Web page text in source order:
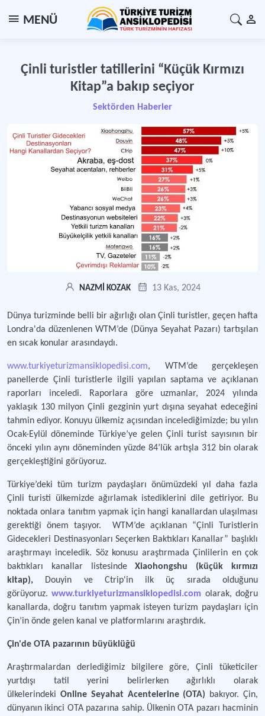
MENÜ
Çinli turistler tatillerini “Küçük Kırmızı
Kitap”a bakıp seçiyor
Sektörden Haberler
NAZMİ KOZAK 13 Kas, 2024
Dünya turizminde belli bir ağırlığı olan Çinli turistler, geçen hafta
Londra'da düzenlenen WTM’de (Dünya Seyahat Pazarı) tartışılan
en sıcak konular arasındaydı.
www.turkiyeturizmansiklopedisi.com, WTM’de gerçekleşen
panellerde Çinli turistlerle ilgili yapılan saptama ve açıklanan
raporları inceledi. Raporlara göre uzmanlar, 2024 yılında
yaklaşık 130 milyon Çinli gezginin yurt dışına seyahat edeceğini
tahmin ediyor. Konuyu ülkemiz açısından incelediğimizde; bu yılın
Ocak-Eylül döneminde Türkiye’ye gelen Çinli turist sayısının bir
önceki yılın aynı döneminden yüzde 84’lük artışla 312 bin olarak
gerçekleştiğini görüyoruz.
Türkiye’deki tüm turizm paydaşları önümüzdeki yıl daha fazla
Çinli turisti ülkemizde ağırlamak istediklerini dile getiriyor. Bu
noktada onlara tanıtım yapmak için hangi kanallardan ulaşılması
gerektiği önem taşıyor. WTM’de açıklanan “Çinli Turistlerin
Gidecekleri Destinasyonları Seçerken Baktıkları Kanallar” başlıklı
araştırmayı inceledik. Söz konusu araştırmada Çinlilerin en çok
baktıkları kanallar listesindeXiaohongshu (küçük kırmızı
kitap), Douyin ve Ctrip'in ilk üç sırada olduğunu
görüyoruz.www.turkiyeturizmansiklopedisi.com olarak, doğru
kanallarda, doğru tanıtım yapmak isteyen turizm paydaşları için
Çin’in önde gelen kanal ve platformlarını araştırdık.
Çin'de OTA pazarının büyüklüğü
Araştırmalardan derlediğimiz bilgilere göre, Çinli tüketiciler
yurtdışı tatil yerini belirlerken ağırlıklı olarak
ülkelerindeki Online Seyahat Acentelerine (OTA) bakıyor. Çin,
dünyanın ikinci OTA pazarına sahip. Ülkenin OTA pazarı hacminin